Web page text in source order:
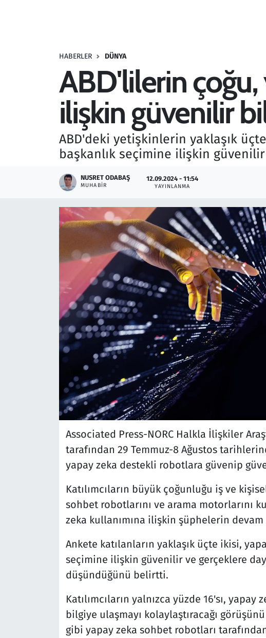
HABERLER DÜNYA
ABD'lilerin çoğu,
ilişkin güvenilir
ABD'deki yetişkinlerin yaklaşık
başkanlık seçimine ilişkin
NUSRET ODABAŞ
MUHABIR
12.09.2024 - 11:54
YAYINLANMA
Associated Press-NORC Halkla İlişkiler
tarafından 29 Temmuz-8 Ağustos
yapay zeka destekli robotlara güvenip
Katılımcıların büyük çoğunluğu iş ve
sohbet robotlarını ve arama motorlarını
zeka kullanımına ilişkin şüphelerin
Ankete katılanların yaklaşık üçte ikisi,
seçimine ilişkin güvenilir ve gerçeklere
düşündüğünü belirtti.
Katılımcıların yalnızca yüzde 16'sı,
bilgiye ulaşmayı kolaylaştıracağı
gibi yapay zeka sohbet robotları
Savunma Sanayi
Teknoloji ve Bilim
Televizyon